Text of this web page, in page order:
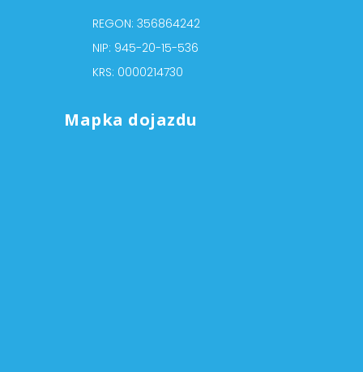
REGON: 356864242
NIP: 945-20-15-536
KRS: 0000214730
Mapka dojazdu